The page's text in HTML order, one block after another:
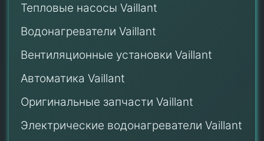
Тепловые насосы Vaillant
Водонагреватели Vaillant
Вентиляционные установки Vaillant
Автоматика Vaillant
Оригинальные запчасти Vaillant
Электрические водонагреватели Vaillant